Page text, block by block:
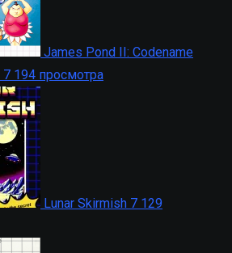
James Pond II: Codename
7 194 просмотра
Lunar Skirmish 7 129